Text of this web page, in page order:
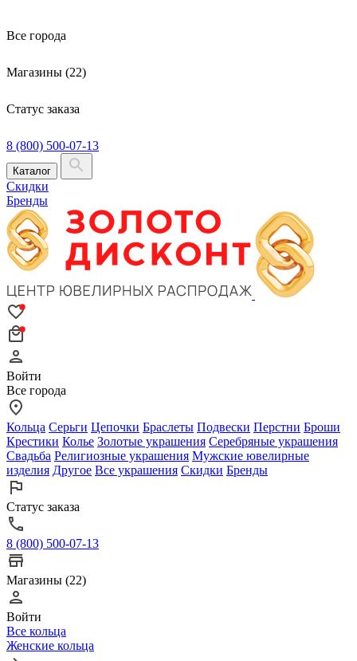
Все города
Магазины (22)
Статус заказа
8 (800) 500-07-13
Каталог
Скидки
Бренды
Войти
Все города
Кольца Серьги Цепочки Браслеты Подвески Перстни Броши
Крестики Колье Золотые украшения Серебряные украшения
Свадьба Религиозные украшения Мужские ювелирные
изделия Другое Все украшения Скидки Бренды
Статус заказа
8 (800) 500-07-13
Магазины (22)
Войти
Все кольца
Женские кольца